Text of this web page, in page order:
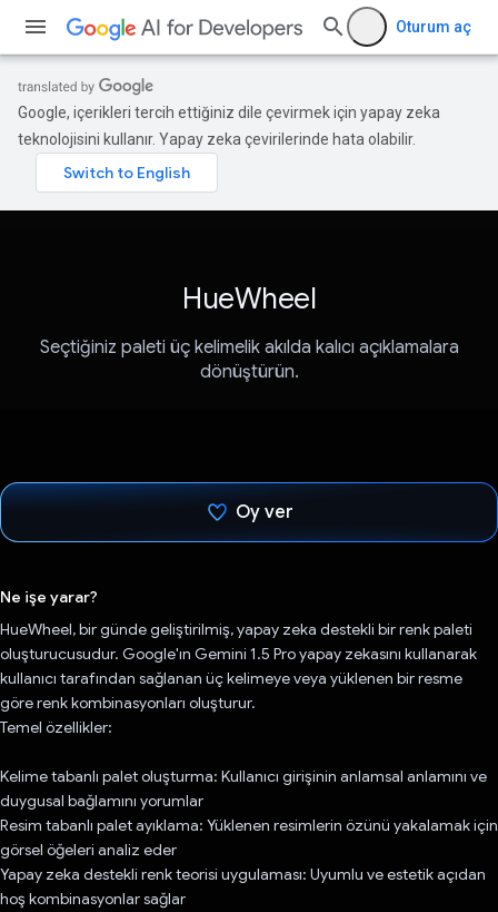
Oturum aç
Google, içerikleri tercih ettiğiniz dile çevirmek için yapay zeka
teknolojisini kullanır. Yapay zeka çevirilerinde hata olabilir.
HueWheel
Seçtiğiniz paleti üç kelimelik akılda kalıcı açıklamalara
dönüştürün.
Oy ver
Ne işe yarar?
HueWheel, bir günde geliştirilmiş, yapay zeka destekli bir renk paleti
oluşturucusudur. Google'ın Gemini 1.5 Pro yapay zekasını kullanarak
kullanıcı tarafından sağlanan üç kelimeye veya yüklenen bir resme
göre renk kombinasyonları oluşturur.
Temel özellikler:
Kelime tabanlı palet oluşturma: Kullanıcı girişinin anlamsal anlamını ve
duygusal bağlamını yorumlar
Resim tabanlı palet ayıklama: Yüklenen resimlerin özünü yakalamak için
görsel öğeleri analiz eder
Yapay zeka destekli renk teorisi uygulaması: Uyumlu ve estetik açıdan
hoş kombinasyonlar sağlar